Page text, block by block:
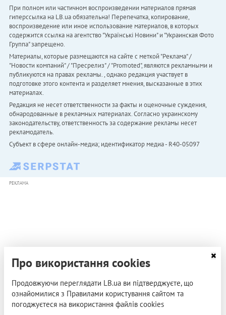
При полном или частичном воспроизведении материалов прямая
гиперссылка на LB.ua обязательна! Перепечатка, копирование,
воспроизведение или иное использование материалов, в которых
содержится ссылка на агентство "Українськi Новини" и "Украинская Фото
Группа" запрещено.
Материалы, которые размещаются на сайте с меткой "Реклама" /
"Новости компаний" / "Пресрелиз" / "Promoted", являются рекламными и
публикуются на правах рекламы. , однако редакция участвует в
подготовке этого контента и разделяет мнения, высказанные в этих
материалах.
Редакция не несет ответственности за факты и оценочные суждения,
обнародованные в рекламных материалах. Согласно украинскому
законодательству, ответственность за содержание рекламы несет
рекламодатель.
Субъект в сфере онлайн-медиа; идентификатор медиа - R40-05097
РЕКЛАМА
Про використання cookies
Продовжуючи переглядати LB.ua ви підтверджуєте, що
ознайомилися з Правилами користування сайтом та
погоджуєтеся на використання файлів cookies